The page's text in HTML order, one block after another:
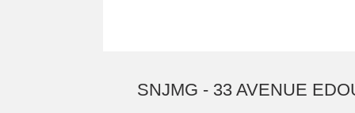
SNJMG - 33 AVENUE